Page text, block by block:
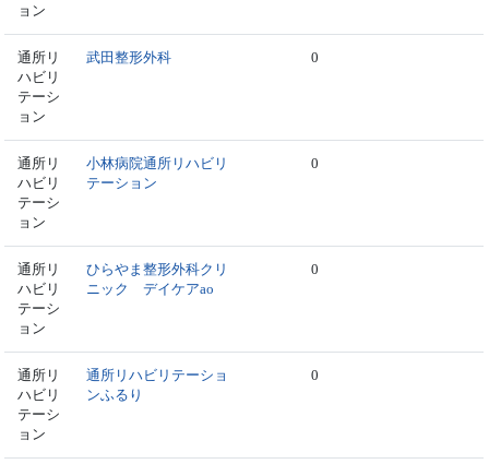
ョン
通所リ
ハビリ
テーシ
ョン
武田整形外科 0
通所リ
ハビリ
テーシ
ョン
小林病院通所リハビリ
テーション
0
通所リ
ハビリ
テーシ
ョン
ひらやま整形外科クリ
ニック デイケアao
0
通所リ
ハビリ
テーシ
ョン
通所リハビリテーショ
ンふるり
0